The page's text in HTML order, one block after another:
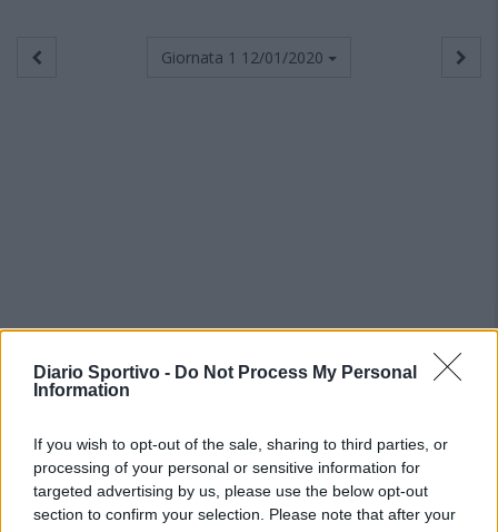
Diario Sportivo - Do Not Process My Personal
Information
If you wish to opt-out of the sale, sharing to third parties, or
processing of your personal or sensitive information for
targeted advertising by us, please use the below opt-out
section to confirm your selection. Please note that after your
Giornata 1 12/01/2020